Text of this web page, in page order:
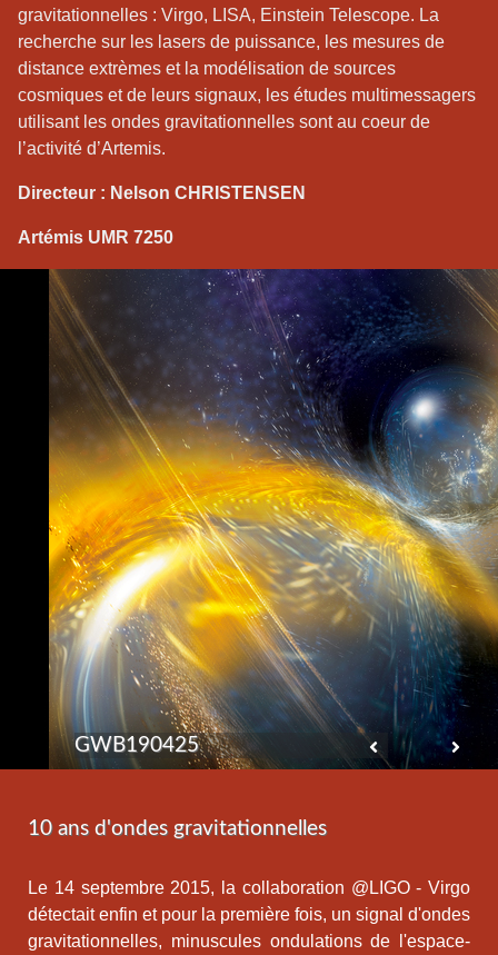
gravitationnelles : Virgo, LISA, Einstein Telescope. La
recherche sur les lasers de puissance, les mesures de
distance extrèmes et la modélisation de sources
cosmiques et de leurs signaux, les études multimessagers
utilisant les ondes gravitationnelles sont au coeur de
l’activité d’Artemis.
Directeur : Nelson CHRISTENSEN
Artémis UMR 7250
GWB190425
10 ans d'ondes gravitationnelles
Le 14 septembre 2015, la collaboration @LIGO - Virgo
détectait enfin et pour la première fois, un signal d'ondes
gravitationnelles, minuscules ondulations de l'espace-